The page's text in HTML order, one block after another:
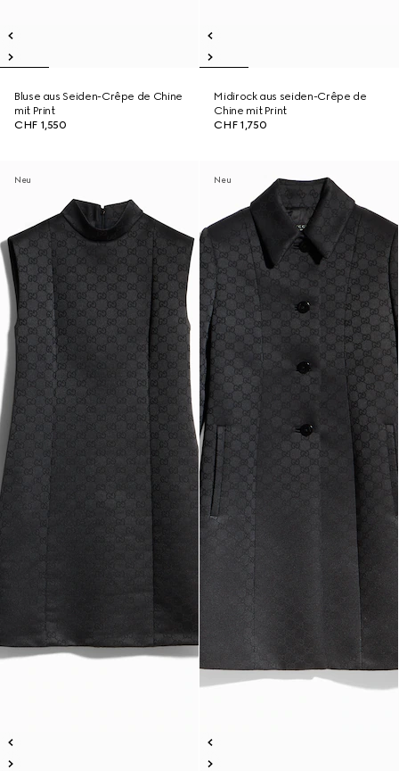
Bluse aus Seiden-Crêpe de Chine
mit Print
CHF 1,550
Midirock aus seiden-Crêpe de
Chine mit Print
CHF 1,750
Neu Neu